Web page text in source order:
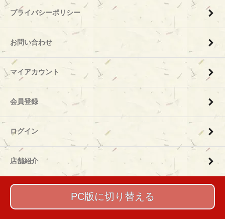
プライバシーポリシー
お問い合わせ
マイアカウント
会員登録
ログイン
店舗紹介
PC版に切り替える